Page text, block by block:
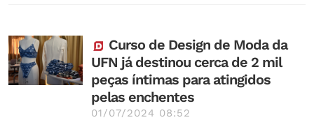
Curso de Design de Moda da
UFN já destinou cerca de 2 mil
peças íntimas para atingidos
pelas enchentes
01/07/2024 08:52